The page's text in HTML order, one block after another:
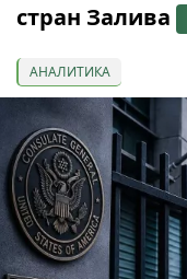
стран Залива
АНАЛИТИКА